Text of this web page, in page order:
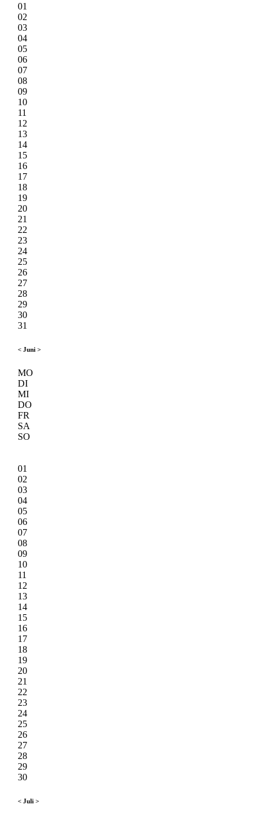
01
02
03
04
05
06
07
08
09
10
11
12
13
14
15
16
17
18
19
20
21
22
23
24
25
26
27
28
29
30
31
< Juni >
MO
DI
MI
DO
FR
SA
SO
01
02
03
04
05
06
07
08
09
10
11
12
13
14
15
16
17
18
19
20
21
22
23
24
25
26
27
28
29
30
< Juli >